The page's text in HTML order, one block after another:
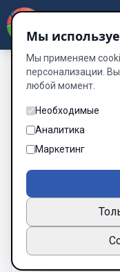
Вход
Логин или email
Мы
Мы применяем
персонализации.
любой момент.
Необходимые
Аналитика
Маркетинг